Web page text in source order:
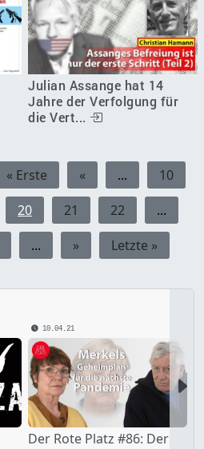
Julian Assange hat 14
Jahre der Verfolgung für
die Vert...
« Erste « ...
10
20 21 22
...
... » Letzte »
10.04.21
Der Rote Platz #86: Der